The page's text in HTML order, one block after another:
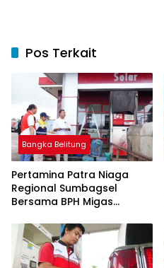
Pos Terkait
Bangka Belitung
Pertamina Patra Niaga
Regional Sumbagsel
Bersama BPH Migas
Penyaluran BBM Subsidi
bagi Nelayan melalui
Aplikasi XSTAR